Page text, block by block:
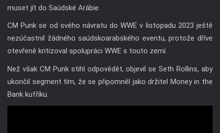
muset jít do Saúdské Arábie.
CM Punk se od svého návratu do WWE v listopadu 2023 ještě
nezúčastnil žádného saúdskoarabského eventu, protože dříve
otevřeně kritizoval spolupráci WWE s touto zemí.
Než však CM Punk stihl odpovědět, objevil se Seth Rollins, aby
ukončil segment tím, že se připomněl jako držitel Money in the
Bank kufříku.